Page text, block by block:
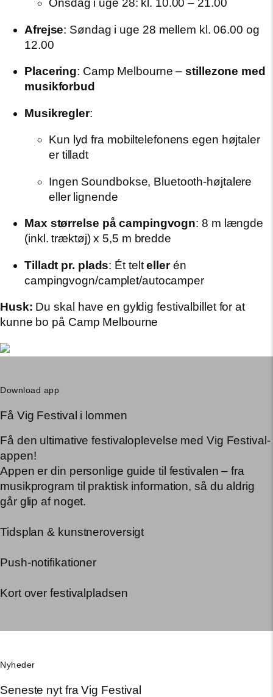
Onsdag i uge 28: kl. 10.00 – 21.00
Afrejse: Søndag i uge 28 mellem kl. 06.00 og
12.00
Placering: Camp Melbourne –stillezone med
musikforbud
Musikregler:
Kun lyd fra mobiltelefonens egen højtaler
er tilladt
Ingen Soundbokse, Bluetooth-højtalere
eller lignende
Max størrelse på campingvogn: 8 m længde
(inkl. træktøj) x 5,5 m bredde
Tilladt pr. plads: Ét teltellerén
campingvogn/camplet/autocamper
Husk: Du skal have en gyldig festivalbillet for at
kunne bo på Camp Melbourne
Download app
Få Vig Festival i lommen
Få den ultimative festivaloplevelse med Vig Festival-
appen!
Appen er din personlige guide til festivalen – fra
musikprogram til praktisk information, så du aldrig
går glip af noget.
Tidsplan & kunstneroversigt
Push-notifikationer
Kort over festivalpladsen
Nyheder
Seneste nyt fra Vig Festival